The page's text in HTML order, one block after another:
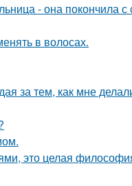
- она покончила
в волосах.
за тем, как мне
это целая